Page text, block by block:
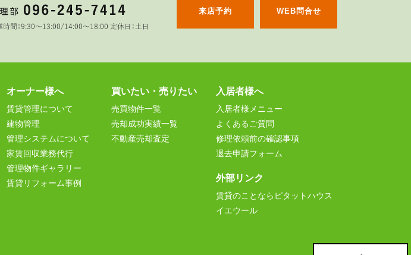
来店予約 WEB問合せ
オーナー様へ
賃貸管理について
建物管理
管理システムについて
家賃回収業務代行
管理物件ギャラリー
賃貸リフォーム事例
買いたい・売りたい
売買物件一覧
売却成功実績一覧
不動産売却査定
入居者様へ
入居者様メニュー
よくあるご質問
修理依頼前の確認事項
退去申請フォーム
外部リンク
賃貸のことならピタットハウス
イエウール